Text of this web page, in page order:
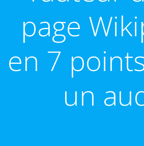
page
en 7
un